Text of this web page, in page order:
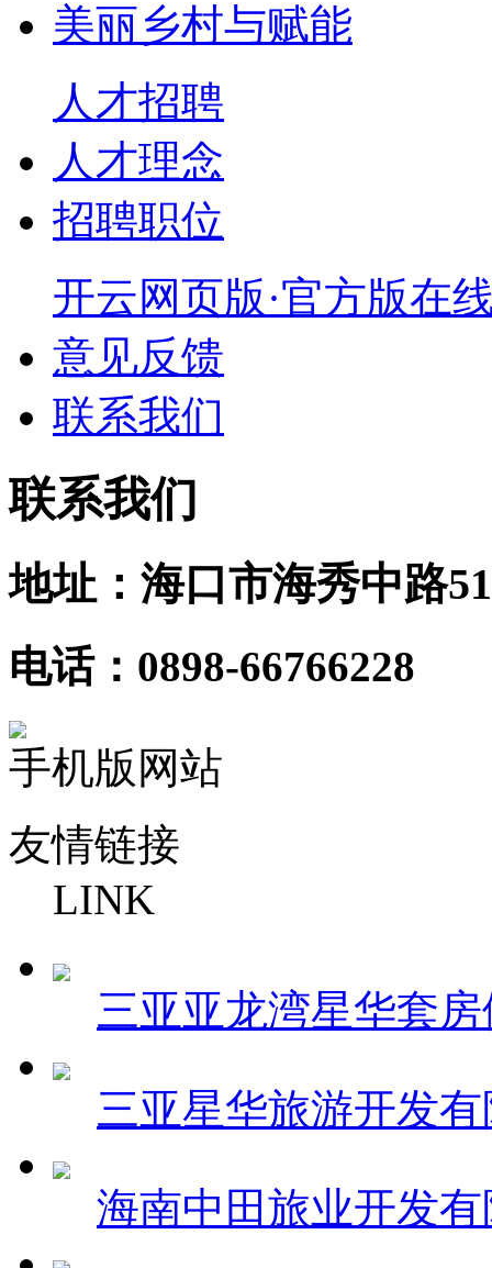
美丽乡村与赋能
人才招聘
人才理念
招聘职位
开云网页版·官方版在
意见反馈
联系我们
联系我们
地址：海口市海秀中路
电话：0898-66766228
手机版网站
友情链接
LINK
三亚亚龙湾星华套
三亚星华旅游开发
海南中田旅业开发